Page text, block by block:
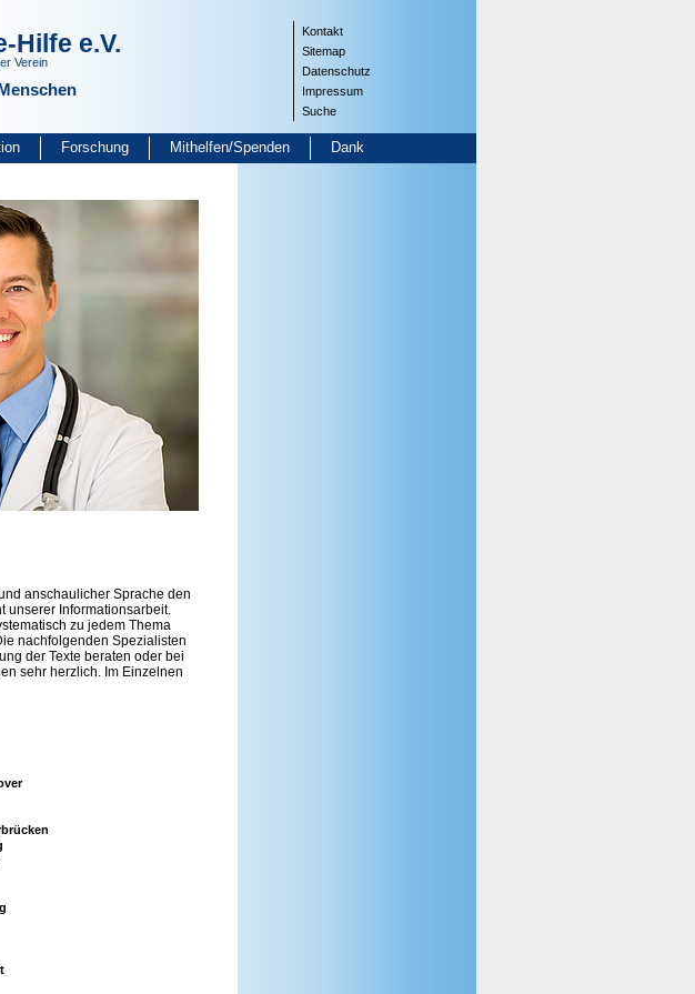
Hilfe e.V.
Verein
Kontakt
Sitemap
Datenschutz
Impressum
Suche
Forschung Mithelfen/Spenden Dank
anschaulicher Sprache den
unserer Informationsarbeit.
zu jedem Thema
nachfolgenden Spezialisten
der Texte beraten oder bei
sehr herzlich. Im Einzelnen